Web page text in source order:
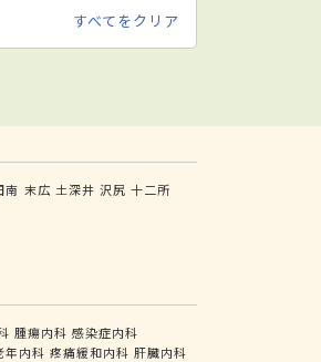
すべてをクリア
南 末広 土深井 沢尻 十二所
腫瘍内科 感染症内科
年内科 疼痛緩和内科 肝臓内科